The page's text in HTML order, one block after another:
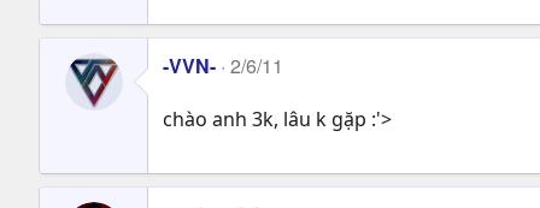
-VVN- 2/6/11
chào anh 3k, lâu k gặp :'>